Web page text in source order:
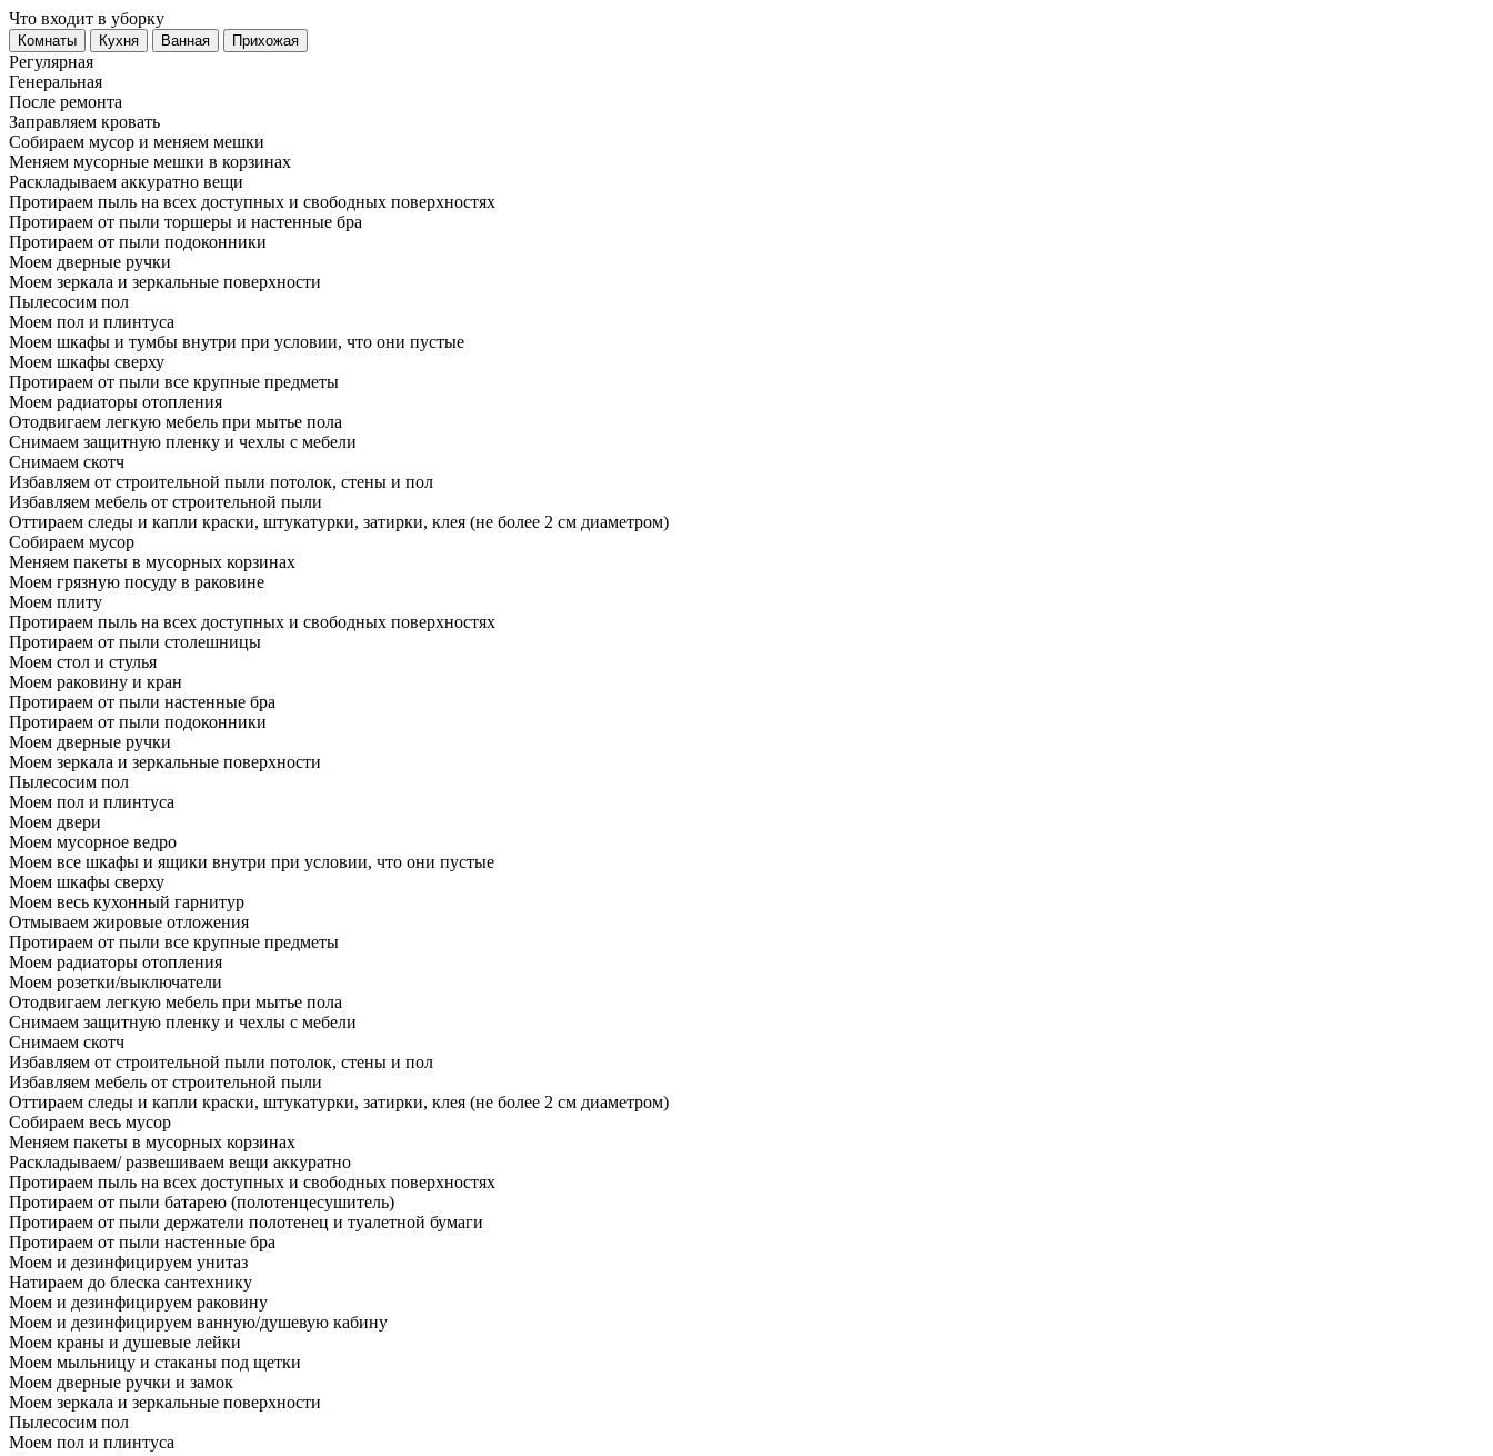
Что входит в уборку
Регу­лярная
Гене­ральная
После ремонта
Заправляем кровать
Собираем мусор и меняем мешки
Меняем мусорные мешки в корзинах
Раскладываем аккуратно вещи
Протираем пыль на всех доступных и свободных поверхностях
Протираем от пыли торшеры и настенные бра
Протираем от пыли подоконники
Моем дверные ручки
Моем зеркала и зеркальные поверхности
Пылесосим пол
Моем пол и плинтуса
Моем шкафы и тумбы внутри при условии, что они пустые
Моем шкафы сверху
Протираем от пыли все крупные предметы
Моем радиаторы отопления
Отодвигаем легкую мебель при мытье пола
Снимаем защитную пленку и чехлы с мебели
Снимаем скотч
Избавляем от строительной пыли потолок, стены и пол
Избавляем мебель от строительной пыли
Оттираем следы и капли краски, штукатурки, затирки, клея (не более 2 см диаметром)
Собираем мусор
Меняем пакеты в мусорных корзинах
Моем грязную посуду в раковине
Моем плиту
Протираем пыль на всех доступных и свободных поверхностях
Протираем от пыли столешницы
Моем стол и стулья
Моем раковину и кран
Протираем от пыли настенные бра
Протираем от пыли подоконники
Моем дверные ручки
Моем зеркала и зеркальные поверхности
Пылесосим пол
Моем пол и плинтуса
Моем двери
Моем мусорное ведро
Моем все шкафы и ящики внутри при условии, что они пустые
Моем шкафы сверху
Моем весь кухонный гарнитур
Отмываем жировые отложения
Протираем от пыли все крупные предметы
Моем радиаторы отопления
Моем розетки/выключатели
Отодвигаем легкую мебель при мытье пола
Снимаем защитную пленку и чехлы с мебели
Снимаем скотч
Избавляем от строительной пыли потолок, стены и пол
Избавляем мебель от строительной пыли
Оттираем следы и капли краски, штукатурки, затирки, клея (не более 2 см диаметром)
Собираем весь мусор
Меняем пакеты в мусорных корзинах
Раскладываем/ развешиваем вещи аккуратно
Протираем пыль на всех доступных и свободных поверхностях
Протираем от пыли батарею (полотенцесушитель)
Протираем от пыли держатели полотенец и туалетной бумаги
Протираем от пыли настенные бра
Моем и дезинфицируем унитаз
Натираем до блеска сантехнику
Моем и дезинфицируем раковину
Моем и дезинфицируем ванную/душевую кабину
Моем краны и душевые лейки
Моем мыльницу и стаканы под щетки
Моем дверные ручки и замок
Моем зеркала и зеркальные поверхности
Пылесосим пол
Моем пол и плинтуса